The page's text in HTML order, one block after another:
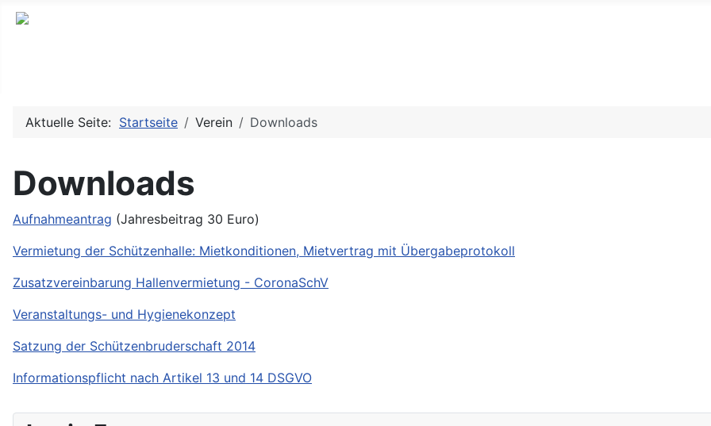
Aktuelle Seite: Startseite Verein Downloads
Downloads
Aufnahmeantrag (Jahresbeitrag 30 Euro)
Vermietung der Schützenhalle: Mietkonditionen, Mietvertrag mit Übergabeprotokoll
Zusatzvereinbarung Hallenvermietung - CoronaSchV
Veranstaltungs- und Hygienekonzept
Satzung der Schützenbruderschaft 2014
Informationspflicht nach Artikel 13 und 14 DSGVO